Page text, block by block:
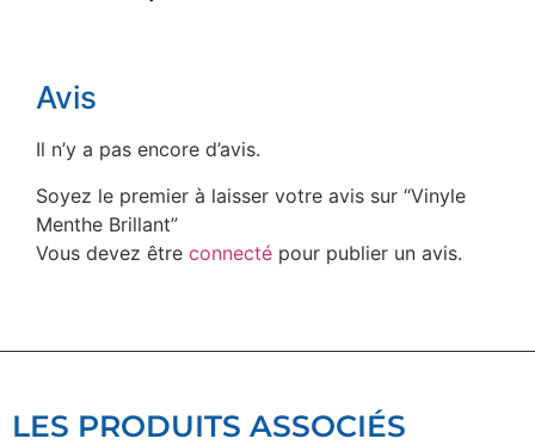
Avis
Il n’y a pas encore d’avis.
Soyez le premier à laisser votre avis sur “Vinyle
Menthe Brillant”
Vous devez être connecté pour publier un avis.
LES PRODUITS ASSOCIÉS